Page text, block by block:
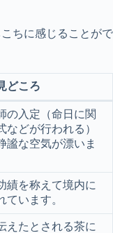
ちに感じることがで
どころ
の入定（命日に関
などが行われる）
謐な空気が漂いま
績を称えて境内に
ています。
えたとされる茶に